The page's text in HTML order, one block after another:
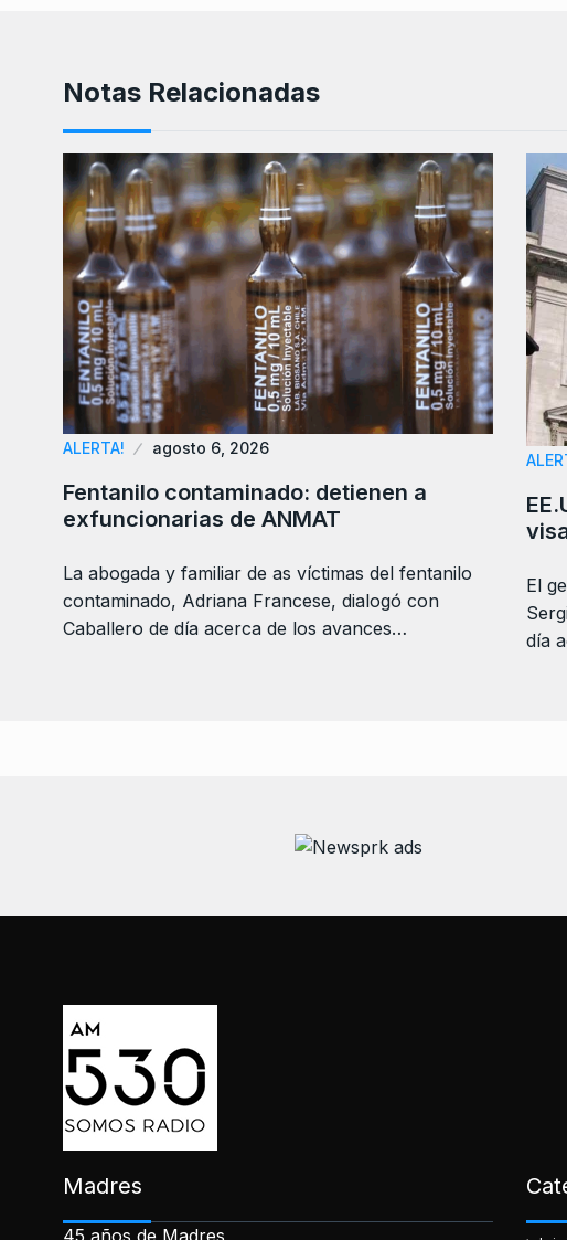
Notas Relacionadas
ALERTA! agosto 6, 2026
Fentanilo contaminado: detienen a
exfuncionarias de ANMAT
La abogada y familiar de as víctimas del fentanilo
contaminado, Adriana Francese, dialogó con
Caballero de día acerca de los avances…
El
día
Madres
45 años de Madres